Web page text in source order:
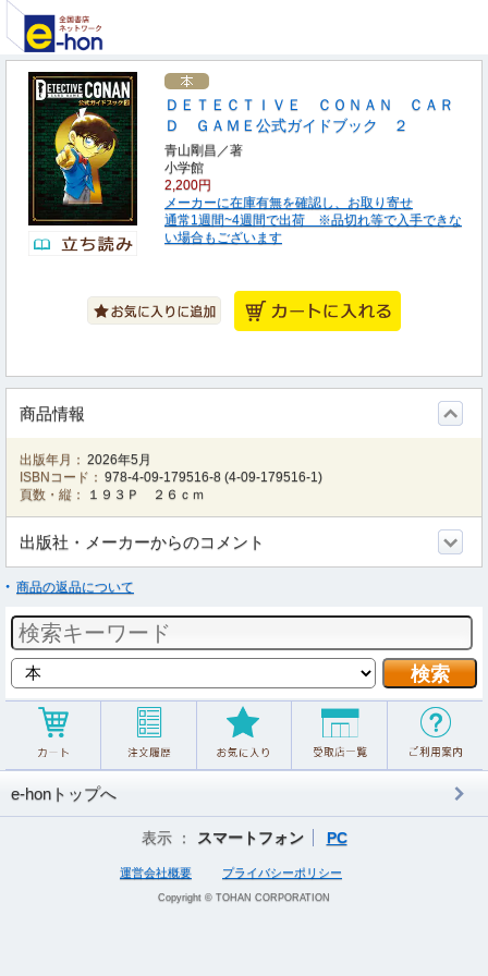
ＤＥＴＥＣＴＩＶＥ ＣＯＮＡＮ ＣＡＲ
Ｄ ＧＡＭＥ公式ガイドブック ２
青山剛昌／著
小学館
2,200円
メーカーに在庫有無を確認し、お取り寄せ
通常1週間~4週間で出荷 ※品切れ等で入手できな
い場合もございます
商品情報
出版年月： 2026年5月
ISBNコード： 978-4-09-179516-8 (4-09-179516-1)
頁数・縦：
１９３Ｐ ２６ｃｍ
出版社・メーカーからのコメント
商品の返品について
e-honトップへ
表示 ： スマートフォン PC
運営会社概要 プライバシーポリシー
Copyright © TOHAN CORPORATION